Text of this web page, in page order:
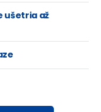
ušetria až